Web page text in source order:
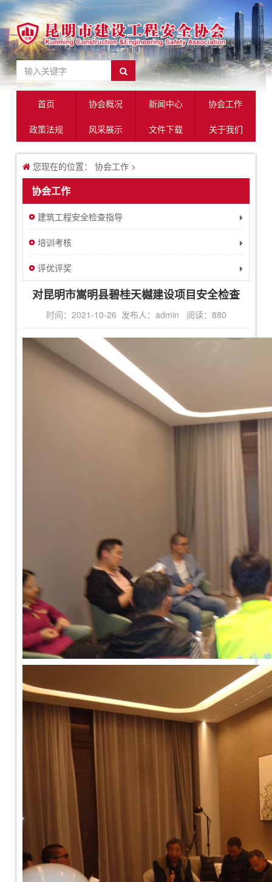
首页 协会概况 新闻中心 协会工作
政策法规 风采展示 文件下载 关于我们
您现在的位置：协会工作 >
协会工作
建筑工程安全检查指导
培训考核
评优评奖
对昆明市嵩明县碧桂天樾建设项目安全检查
时间：2021-10-26 发布人：admin 阅读： 880